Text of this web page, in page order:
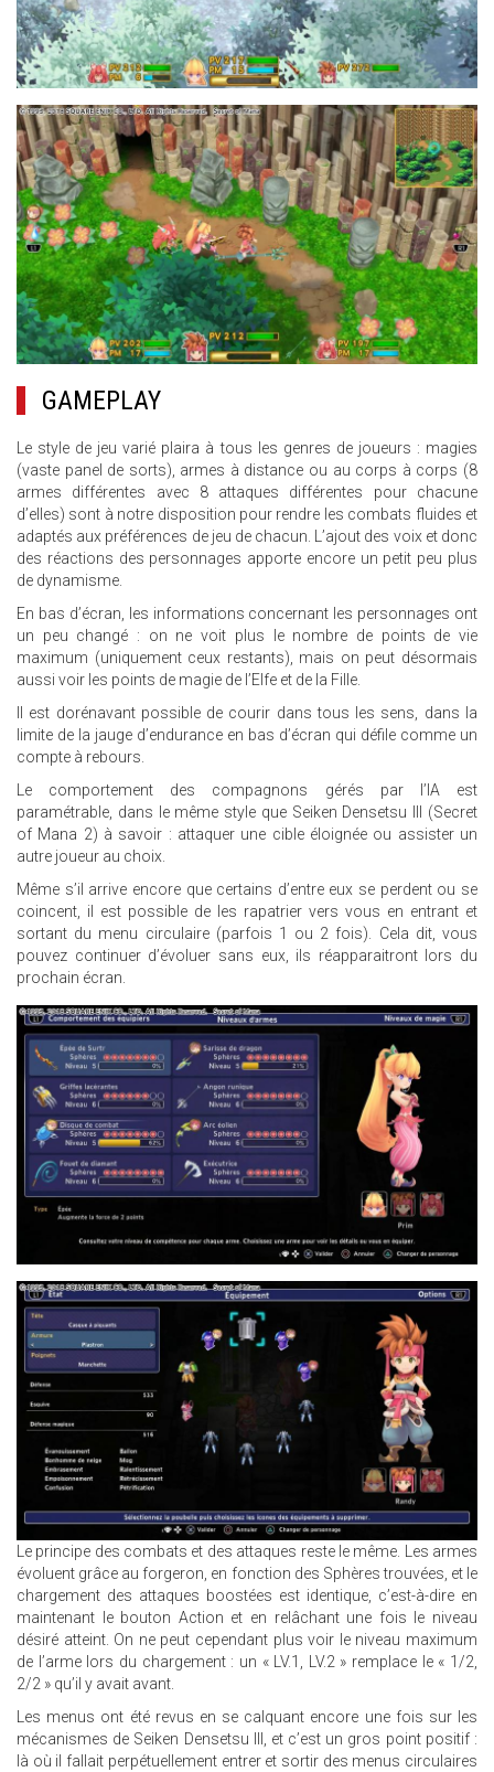
10.JPG
GAMEPLAY
Le style de jeu varié plaira à tous les genres de joueurs : magies
(vaste panel de sorts), armes à distance ou au corps à corps (8
armes différentes avec 8 attaques différentes pour chacune
d’elles) sont à notre disposition pour rendre les combats fluides et
adaptés aux préférences de jeu de chacun. L’ajout des voix et donc
des réactions des personnages apporte encore un petit peu plus
de dynamisme.
En bas d’écran, les informations concernant les personnages ont
un peu changé : on ne voit plus le nombre de points de vie
maximum (uniquement ceux restants), mais on peut désormais
aussi voir les points de magie de l’Elfe et de la Fille.
Il est dorénavant possible de courir dans tous les sens, dans la
limite de la jauge d’endurance en bas d’écran qui défile comme un
compte à rebours.
Le comportement des compagnons gérés par l’IA est
paramétrable, dans le même style que Seiken Densetsu III (Secret
of Mana 2) à savoir : attaquer une cible éloignée ou assister un
autre joueur au choix.
Même s’il arrive encore que certains d’entre eux se perdent ou se
coincent, il est possible de les rapatrier vers vous en entrant et
sortant du menu circulaire (parfois 1 ou 2 fois). Cela dit, vous
pouvez continuer d’évoluer sans eux, ils réapparaitront lors du
prochain écran.
7.JPG
2.JPG
Le principe des combats et des attaques reste le même. Les armes
évoluent grâce au forgeron, en fonction des Sphères trouvées, et le
chargement des attaques boostées est identique, c’est-à-dire en
maintenant le bouton Action et en relâchant une fois le niveau
désiré atteint. On ne peut cependant plus voir le niveau maximum
de l’arme lors du chargement : un « LV.1, LV.2 » remplace le « 1/2,
2/2 » qu’il y avait avant.
Les menus ont été revus en se calquant encore une fois sur les
mécanismes de Seiken Densetsu III, et c’est un gros point positif :
là où il fallait perpétuellement entrer et sortir des menus circulaires